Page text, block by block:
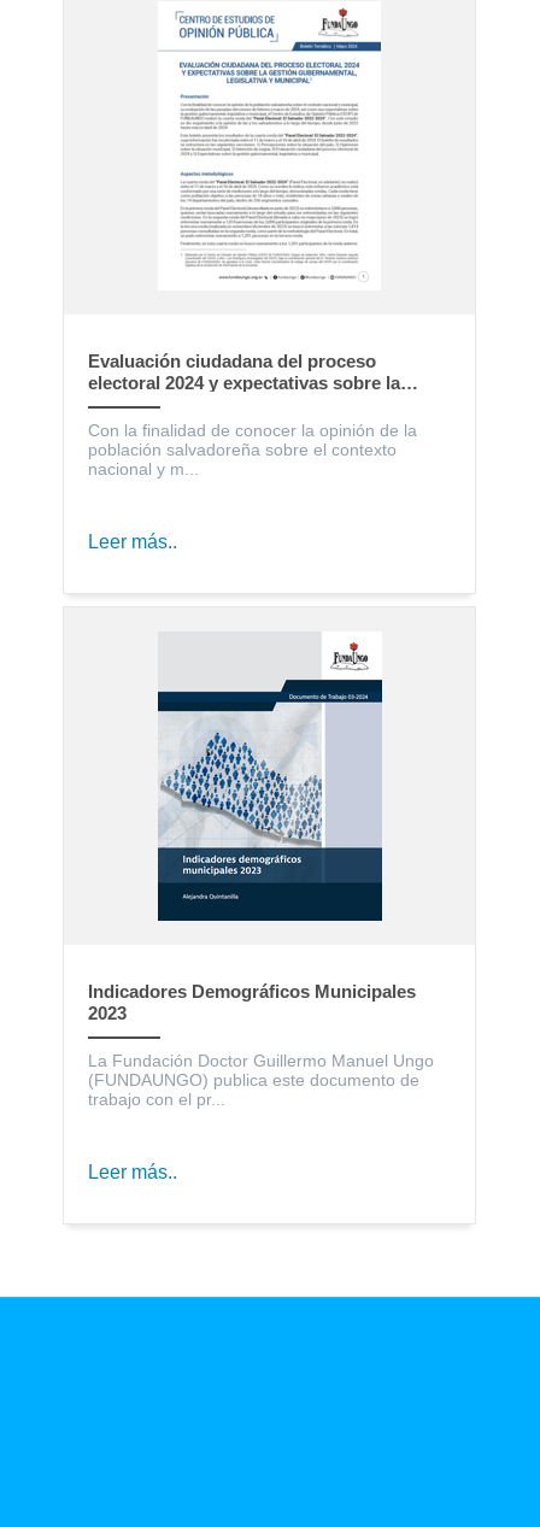
Evaluación ciudadana del proceso
electoral 2024 y expectativas sobre la
gestión gubernamental, legislativa y
municipal
Con la finalidad de conocer la opinión de la
población salvadoreña sobre el contexto
nacional y m...
Leer más..
Indicadores Demográficos Municipales
2023
La Fundación Doctor Guillermo Manuel Ungo
(FUNDAUNGO) publica este documento de
trabajo con el pr...
Leer más..